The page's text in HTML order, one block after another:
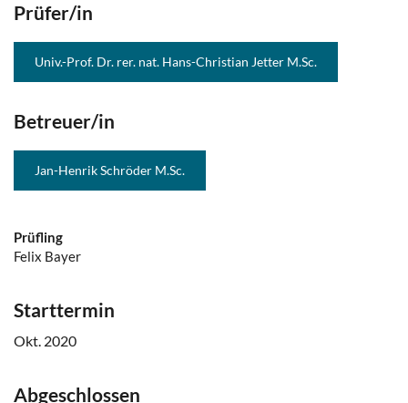
Prüfer/in
Univ.-Prof. Dr. rer. nat. Hans-Christian Jetter M.Sc.
Betreuer/in
Jan-Henrik Schröder M.Sc.
Prüfling
Felix Bayer
Starttermin
Okt. 2020
Abgeschlossen